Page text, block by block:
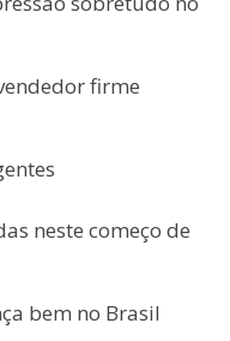
firme
neste começo de
bem no Brasil